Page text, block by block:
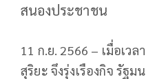
สนองประชาชน
11 ก.ย. 2566 – เมื่อเว
สุริยะ จึงรุ่งเรืองกิจ รัฐ